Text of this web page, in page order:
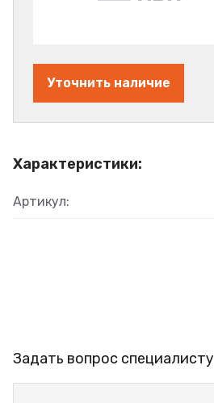
Характеристики:
Артикул:
Уточнить наличие
Задать вопрос специалисту